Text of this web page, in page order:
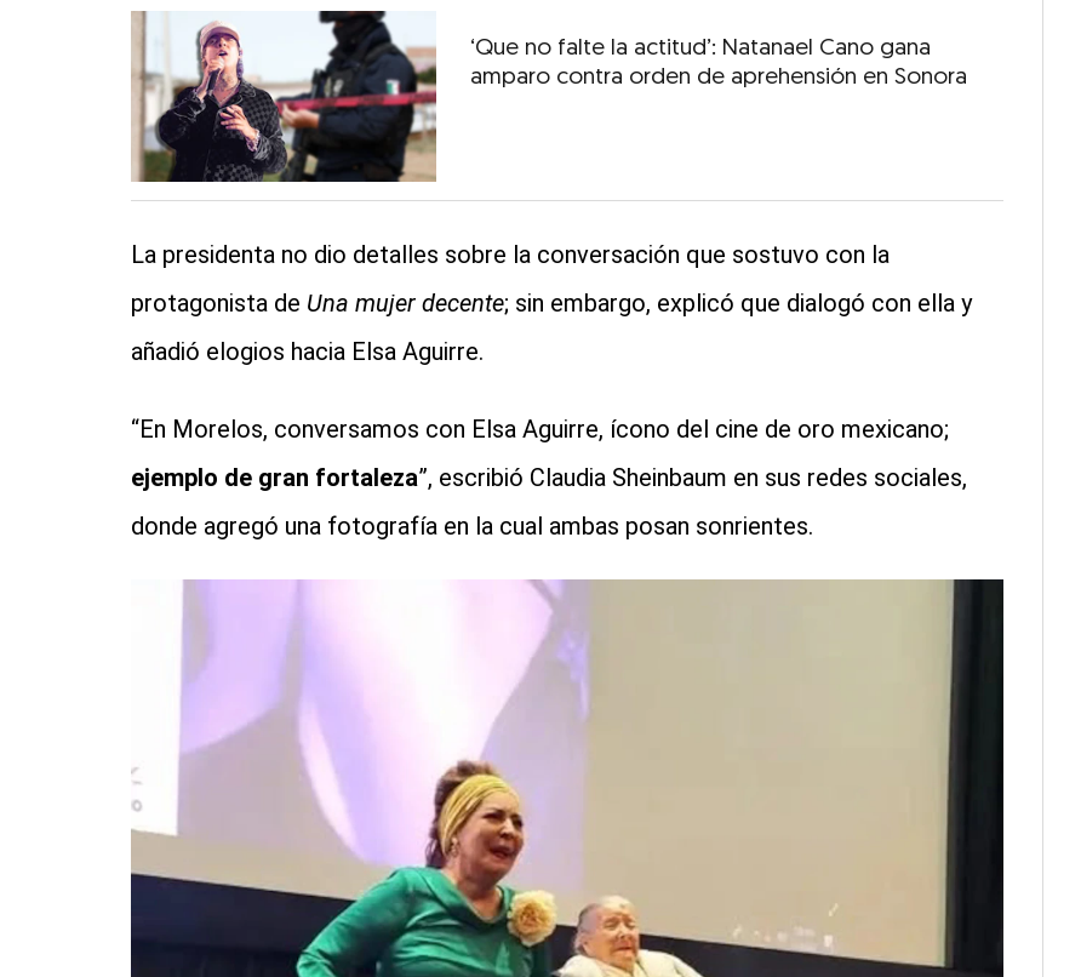
‘Que no falte la actitud’: Natanael Cano gana
amparo contra orden de aprehensión en Sonora
La presidenta no dio detalles sobre la conversación que sostuvo con la
protagonista de Una mujer decente; sin embargo, explicó que dialogó con ella y
añadió elogios hacia Elsa Aguirre.
“En Morelos, conversamos con Elsa Aguirre, ícono del cine de oro mexicano;
ejemplo de gran fortaleza”, escribió Claudia Sheinbaum en sus redes sociales,
donde agregó una fotografía en la cual ambas posan sonrientes.